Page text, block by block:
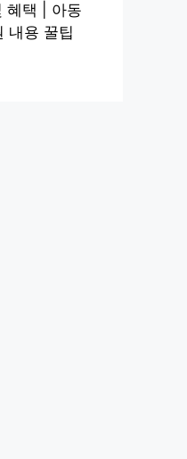
혜택 | 아동
내용 꿀팁